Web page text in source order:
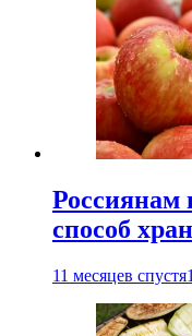
Россиянам
способ
11 месяцев спустя